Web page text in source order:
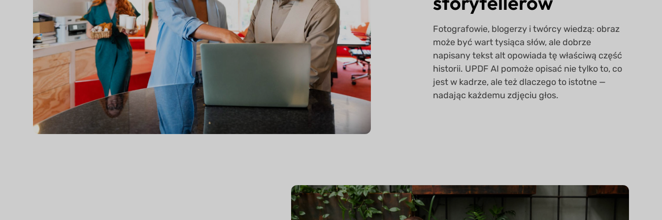
Fotografowie, blogerzy i twórcy wiedzą: obraz
może być wart tysiąca słów, ale dobrze
napisany tekst alt opowiada tę właściwą część
historii. UPDF AI pomoże opisać nie tylko to, co
jest w kadrze, ale też dlaczego to istotne —
nadając każdemu zdjęciu głos.